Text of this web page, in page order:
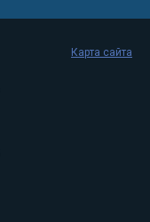
Карта сайта